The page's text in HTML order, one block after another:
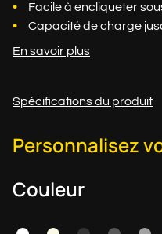
Facile à encliqueter
Capacité de charge
En savoir plus
Spécifications du produit
Personnalisez
Couleur